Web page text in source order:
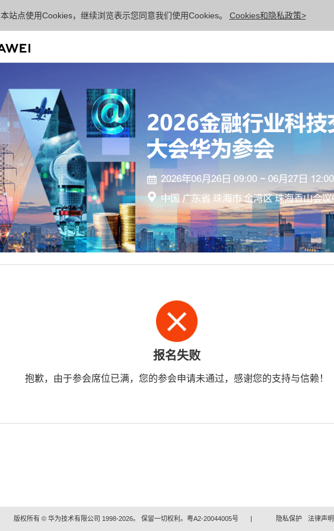
本站点使用Cookies，继续浏览表示您同意我们使用Cookies。 Cookies和隐私政策>
报名失败
抱歉，由于参会席位已满，您的参会申请未通过，感谢您的支持与信赖！
版权所有 © 华为技术有限公司 1998-2026。 保留一切权利。粤A2-20044005号 | 隐私保护 法律声明